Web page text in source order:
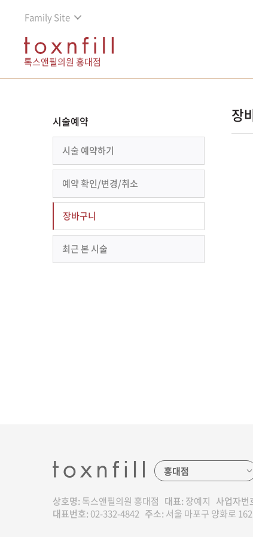
Family Site
톡스앤필의원 홍대점
시술예약
시술 예약하기
예약 확인/변경/취소
장바구니
최근 본 시술
장
상호명: 톡스앤필의원 홍대점 대표: 장예지 사업자번
대표번호: 02-332-4842 주소: 서울 마포구 양화로